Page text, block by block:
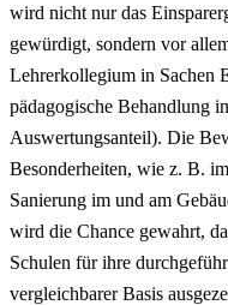
wird nicht nur das
gewürdigt, sondern vor
Lehrerkollegium in Sachen
pädagogische Behandlung
Auswertungsanteil). Die
Besonderheiten, wie z. B.
Sanierung im und am
wird die Chance gewahrt,
Schulen für ihre
vergleichbarer Basis